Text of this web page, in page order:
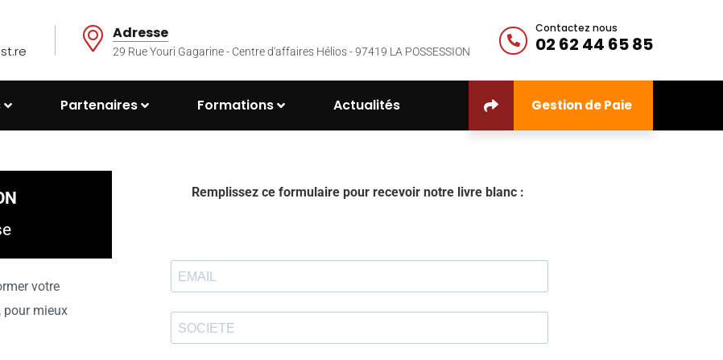
Adresse
29 Rue Youri Gagarine - Centre d'affaires Hélios - 97419 LA POSSESSION
Contactez nous
02 62 44 65 85
Partenaires Formations Actualités Gestion de Paie
votre
pour mieux
Remplissez ce formulaire pour recevoir notre livre blanc :